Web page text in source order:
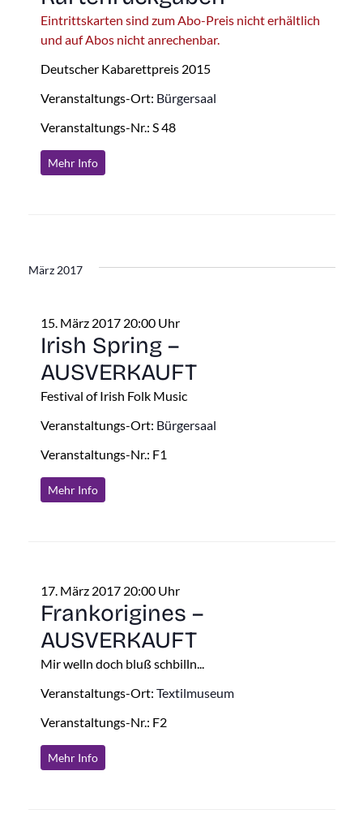
Eintrittskarten sind zum Abo-Preis nicht erhältlich
und auf Abos nicht anrechenbar.
Deutscher Kabarettpreis 2015
Veranstaltungs-Ort: Bürgersaal
Veranstaltungs-Nr.: S 48
Mehr Info
März 2017
15. März 2017 20:00 Uhr
Irish Spring –
AUSVERKAUFT
Festival of Irish Folk Music
Veranstaltungs-Ort: Bürgersaal
Veranstaltungs-Nr.: F1
Mehr Info
17. März 2017 20:00 Uhr
Frankorigines –
AUSVERKAUFT
Mir welln doch bluß schbilln...
Veranstaltungs-Ort: Textilmuseum
Veranstaltungs-Nr.: F2
Mehr Info